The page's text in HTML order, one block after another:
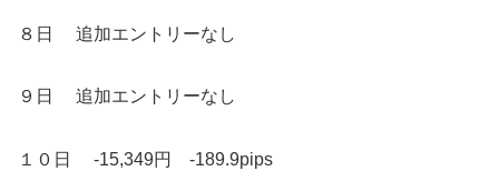
８日 追加エントリーなし
９日 追加エントリーなし
１０日 -15,349円 -189.9pips